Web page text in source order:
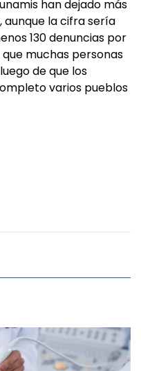
han dejado más
la cifra sería
130 denuncias por
muchas personas
de que los
varios pueblos